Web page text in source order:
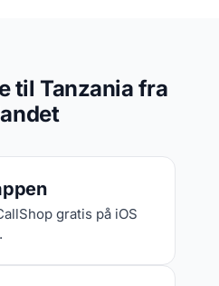
til Tanzania fra
gratis på iOS